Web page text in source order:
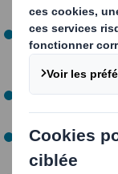
Identifier
actions
le point de
Protéger les
quantité de
Optimiser
et sur le lieu de